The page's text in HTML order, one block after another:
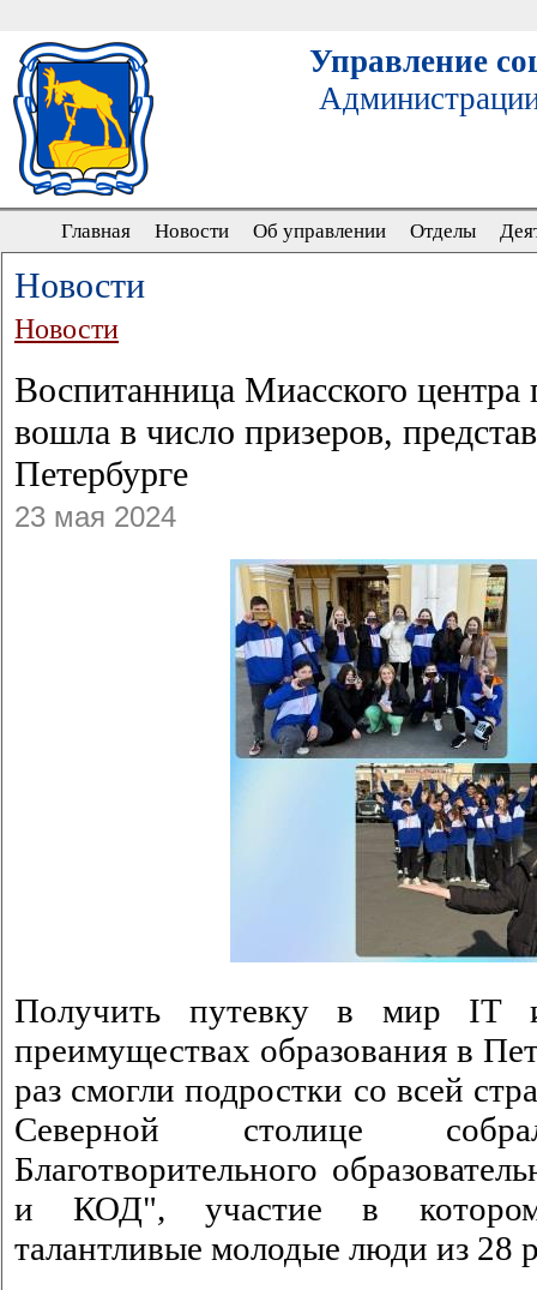
Управление
Главная Новости Об управлении Отделы
Новости
Новости
Воспитанница Миасского
вошла в число призеров,
Петербурге
23 мая 2024
Получить путевку в мир IT
преимуществах образования в
раз смогли подростки со всей
Северной столице
Благотворительного
и КОД", участие в
талантливые молодые люди из 28